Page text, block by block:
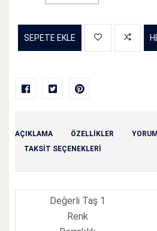
SEPETE EKLE
AÇIKLAMA ÖZELLİKLER
TAKSIT SEÇENEKLERI
Değerli Taş 1
Renk